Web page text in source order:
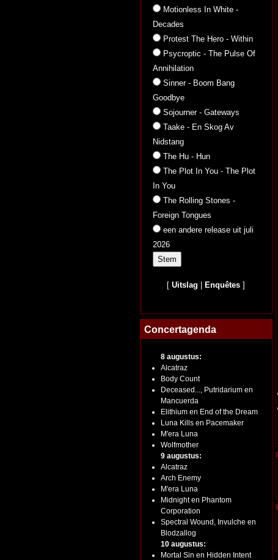
Motionless In White -
Decades
Protest The Hero - Within
Psycroptic - The Pulse Of
Annihilation
Sinner - Boom Bang
Goodbye
Sojourner - Gateways
Taake - En Skog Av
Nidstang
The Hu - Hun
The Plot In You - The Plot
In You
The Rolling Stones -
Foreign Tongues
een andere release uit juli
2026
[Uitslag Enquêtes ]
Concertagenda
8 augustus:
Alcatraz
Body Count
Deceased..., Putridarium en
Mancuerda
Elithium en End of the Dream
Luna Kills en Pacemaker
M'era Luna
Wolfmother
9 augustus:
Alcatraz
Arch Enemy
M'era Luna
Midnight en Phantom
Corporation
Spectral Wound, Invulche en
Blodzallog
10 augustus:
Mortal Sin en Hidden Intent